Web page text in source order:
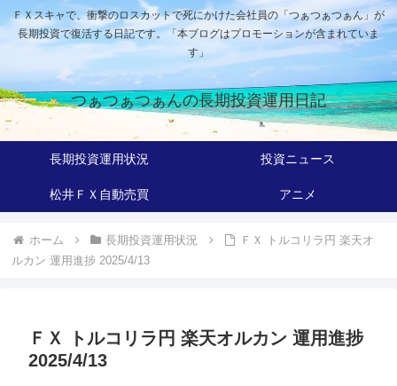
ＦＸスキャで、衝撃のロスカットで死にかけた会社員の「つぁつぁつぁん」が
長期投資で復活する日記です。「本ブログはプロモーションが含まれていま
す」
つぁつぁつぁんの長期投資運用日記
長期投資運用状況 投資ニュース
松井ＦＸ自動売買 アニメ
ホーム 長期投資運用状況
ＦＸ トルコリラ円 楽天オ
ルカン 運用進捗 2025/4/13
ＦＸ トルコリラ円 楽天オルカン 運用進捗
2025/4/13